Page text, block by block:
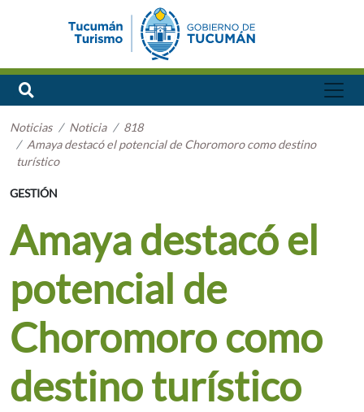
Noticias Noticia
818
Amaya destacó el potencial de Choromoro como destino
turístico
GESTIÓN
Amaya destacó el
potencial de
Choromoro como
destino turístico